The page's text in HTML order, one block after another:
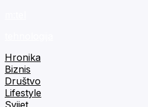
Hronika
Biznis
Društvo
Lifestyle
Svijet